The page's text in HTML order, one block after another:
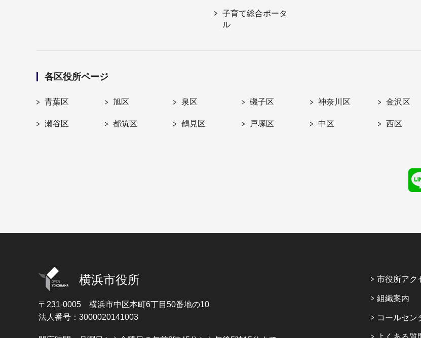
子育て総合ポータ
ル
各区役所ページ
青葉区 旭区 泉区 磯子区 神奈川区 金沢区
瀬谷区 都筑区 鶴見区 戸塚区 中区 西区
横浜市役所
〒231-0005 横浜市中区本町6丁目50番地の10
法人番号：3000020141003
市役所アク
組織案内
コールセン